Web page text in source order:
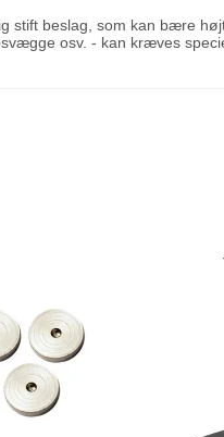
stift beslag, som kan bære
osv. - kan kræves